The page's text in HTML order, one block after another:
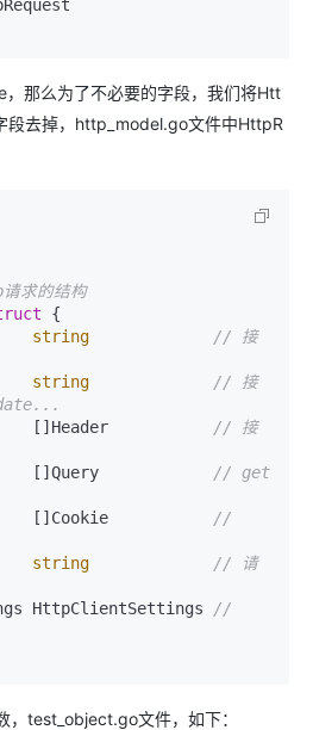
那么为了不必要的字段，我们将Htt
段去掉，http_model.go文件中HttpR
求的结构
{
string
// 接
string
// 接
[]Header
// 接
[]Query
// get
[]Cookie
//
string
// 请
HttpClientSettings
//
，test_object.go文件，如下：